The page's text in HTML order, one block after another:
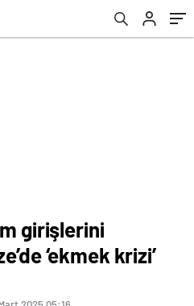
girişlerini
‘ekmek krizi’